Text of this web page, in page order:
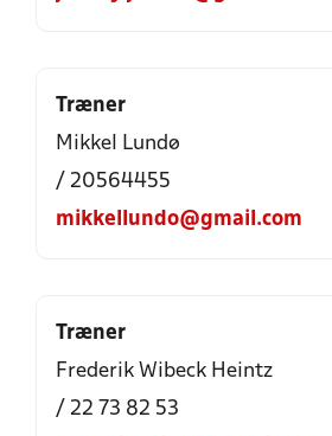
Træner
Mikkel Lundø
/ 20564455
mikkellundo@gmail.com
Træner
Frederik Wibeck Heintz
/ 22 73 82 53